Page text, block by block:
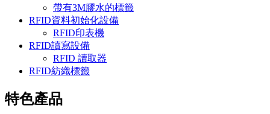
帶有3M膠水的標籤
RFID資料初始化設備
RFID印表機
RFID讀寫設備
RFID 讀取器
RFID紡織標籤
特色產品